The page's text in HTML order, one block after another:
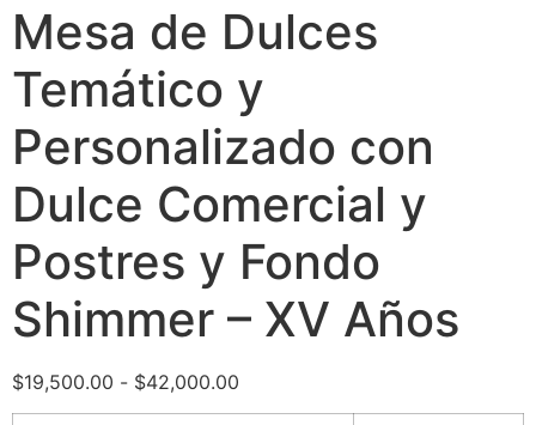
Mesa de Dulces
Temático y
Personalizado con
Dulce Comercial y
Postres y Fondo
Shimmer – XV Años
$19,500.00 - $42,000.00